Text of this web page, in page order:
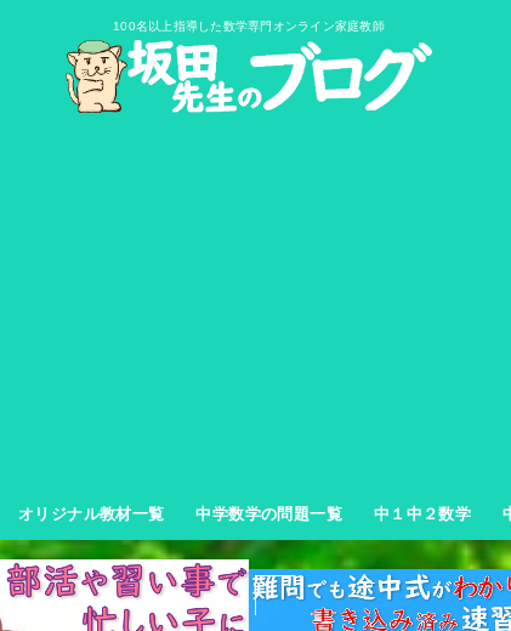
100名以上指導した数学専門オンライン家庭教師
オリジナル教材一覧 中学数学の問題一覧 中１中２数学